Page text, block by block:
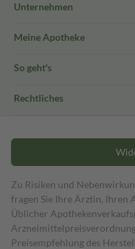
Unternehmen
Meine Apotheke
So geht's
Rechtliches
Zu Risiken und
fragen Sie Ihre Ärztin, Ihren
Üblicher
Preisempfehlung des